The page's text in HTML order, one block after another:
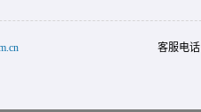
客服电